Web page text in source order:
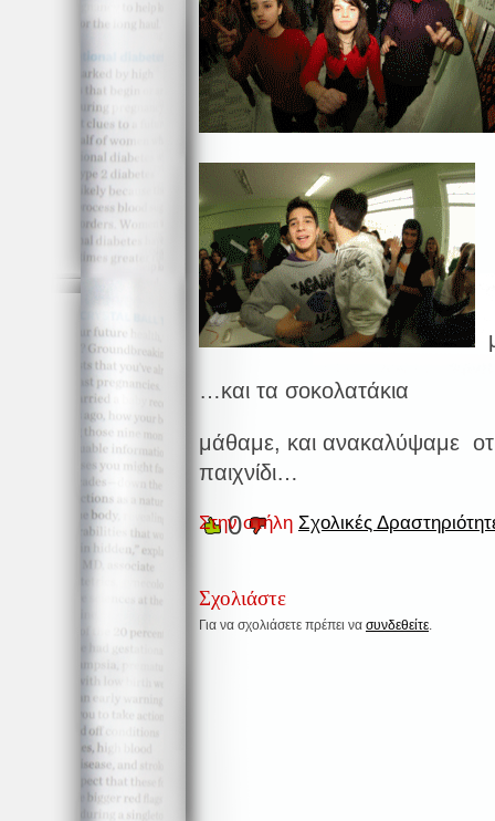
…και τα σοκολατάκια
μάθαμε, και ανακαλύψαμε
παιχνίδι…
Στην στήλη Σχολικές
0
Σχολιάστε
Για να σχολιάσετε πρέπει να συνδεθείτε.